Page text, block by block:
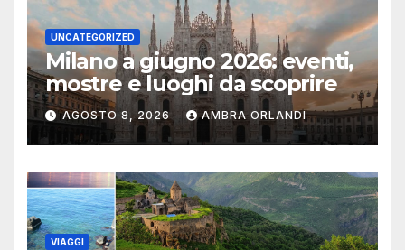
UNCATEGORIZED
Milano a giugno 2026: eventi,
mostre e luoghi da scoprire
AGOSTO 8, 2026 AMBRA ORLANDI
VIAGGI